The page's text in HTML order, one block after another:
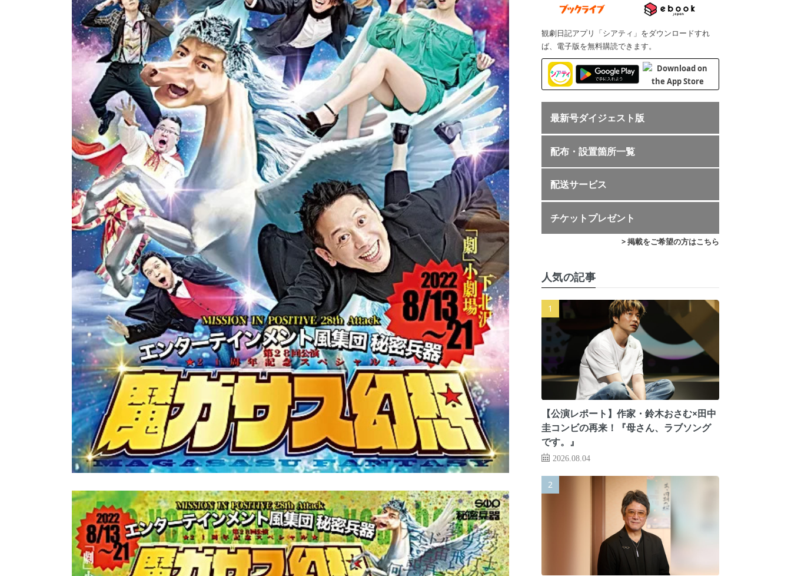
観劇日記アプリ「シアティ」をダウンロードすれ
ば、電子版を無料購読できます。
最新号ダイジェスト版
配布・設置箇所一覧
配送サービス
チケットプレゼント
> 掲載をご希望の方はこちら
人気の記事
【公演レポート】作家・鈴木おさむ×田中
圭コンビの再来！『母さん、ラブソング
です。』
2026.08.04